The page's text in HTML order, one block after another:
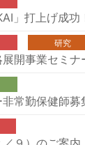
」打上げ成功
研究
展開事業セミ
常勤保健師募